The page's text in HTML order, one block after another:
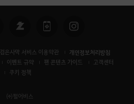
검은사막 서비스 이용약관 개인정보처리방침
이벤트 규약 팬 콘텐츠 가이드
고객센터
쿠키 정책
㈜펄어비스